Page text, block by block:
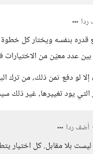
قدره بنفسه ويختار كل
عدد معيّن من الاختيارات
لو دفع ثمن ذلك، من ترك
يود تغييرها، غير ذلك
أضف ردا
بلا مقابل. كل اختيار